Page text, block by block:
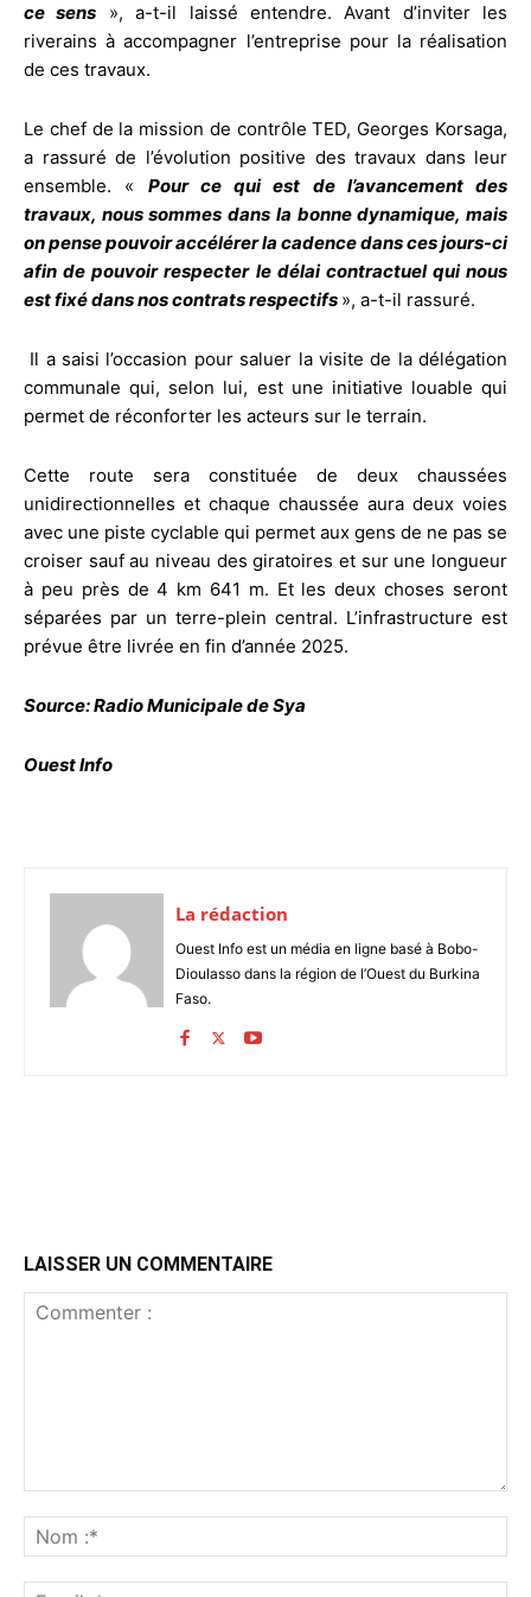
ce sens », a-t-il laissé entendre. Avant d’inviter les
riverains à accompagner l’entreprise pour la réalisation
de ces travaux.
Le chef de la mission de contrôle TED, Georges Korsaga,
a rassuré de l’évolution positive des travaux dans leur
ensemble. « Pour ce qui est de l’avancement des
travaux, nous sommes dans la bonne dynamique, mais
on pense pouvoir accélérer la cadence dans ces jours-ci
afin de pouvoir respecter le délai contractuel qui nous
est fixé dans nos contrats respectifs », a-t-il rassuré.
Il a saisi l’occasion pour saluer la visite de la délégation
communale qui, selon lui, est une initiative louable qui
permet de réconforter les acteurs sur le terrain.
Cette route sera constituée de deux chaussées
unidirectionnelles et chaque chaussée aura deux voies
avec une piste cyclable qui permet aux gens de ne pas se
croiser sauf au niveau des giratoires et sur une longueur
à peu près de 4 km 641 m. Et les deux choses seront
séparées par un terre-plein central. L’infrastructure est
prévue être livrée en fin d’année 2025.
Source: Radio Municipale de Sya
Ouest Info
La rédaction
Ouest Info est un média en ligne basé à Bobo-
Dioulasso dans la région de l’Ouest du Burkina
Faso.
LAISSER UN COMMENTAIRE
:*